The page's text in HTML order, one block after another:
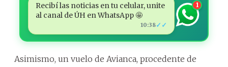
Recibí las noticias en tu celular, unite
al canal de ÚH en WhatsApp 🤩
10:38✓✓
1
Asimismo, un vuelo de Avianca, procedente de